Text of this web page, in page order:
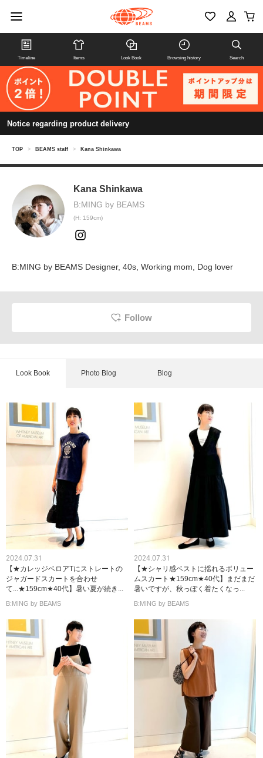
Timeline Items Look Book Browsing history Search
Notice regarding product delivery
TOP > BEAMS staff > Kana Shinkawa
Kana Shinkawa
B:MING by BEAMS
(H: 159cm)
B:MING by BEAMS Designer, 40s, Working mom, Dog lover
Follow
Look Book Photo Blog Blog
2024.07.31
【★カレッジベロアTにストレートの
ジャガードスカートを合わせ
て...★159cm★40代】暑い夏が続き...
B:MING by BEAMS
2024.07.31
【★シャリ感ベストに揺れるボリュー
ムスカート★159cm★40代】まだまだ
暑いですが、秋っぽく着たくなっ...
B:MING by BEAMS